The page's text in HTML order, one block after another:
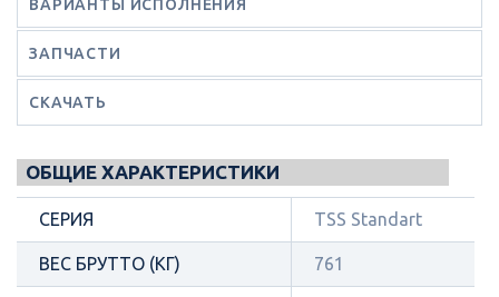
ВАРИАНТЫ ИСПОЛНЕНИЯ
ЗАПЧАСТИ
СКАЧАТЬ
ОБЩИЕ ХАРАКТЕРИСТИКИ
СЕРИЯ TSS Standart
ВЕС БРУТТО (КГ) 761